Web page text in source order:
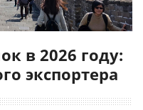
в 2026 году:
экспортера